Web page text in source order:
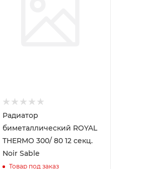
Радиатор
биметаллический ROYAL
THERMO 300/ 80 12 секц.
Noir Sable
Товар под заказ